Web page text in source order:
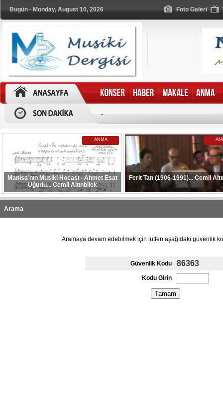
Bugün - Monday, August 10, 2026 Foto Galeri
-
ANMA
Manisa’nın Musiki Hocası - Ahmet Esat
Uğurlu... Cemil Altınbilek
Ferit Tan (1906-1991)... Cemil
Arama
Aramaya devam edebilmek için lütfen aşağıdaki güvenlik
Güvenlik Kodu 86363
Kodu Girin